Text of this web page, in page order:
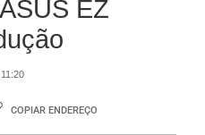
EZ
COPIAR ENDEREÇO